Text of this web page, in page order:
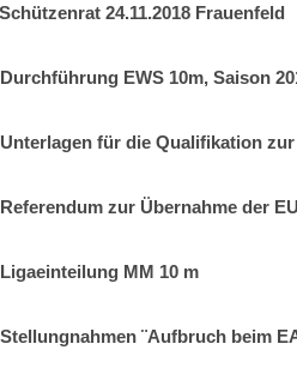
Schützenrat 24.11.2018 Frauenfeld
Durchführung EWS 10m, Saison
Unterlagen für die Qualifikation zur
Referendum zur Übernahme der
Ligaeinteilung MM 10 m
Stellungnahmen ¨Aufbruch beim